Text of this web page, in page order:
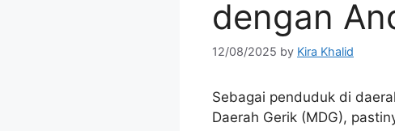
dengan
12/08/2025 by Kira Khalid
Sebagai penduduk di
Daerah Gerik (MDG),